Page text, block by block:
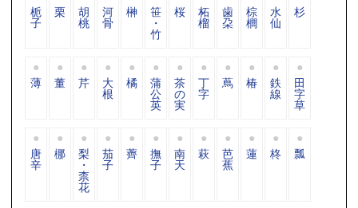
栀
子
栗 胡
桃
河
骨
榊 笹
・
竹
桜 柘
榴
歯
朶
棕
櫚
水
仙
杉
薄 董 芹 大
根
橘 蒲
公
英
茶
の
実
丁
字
蔦 椿 鉄
線
田
字
草
唐
辛
梛 梨
・
柰
花
茄
子
薺 撫
子
南
天
萩 芭
蕉
蓮 柊 瓢